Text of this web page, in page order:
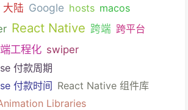
大陆 Google hosts macos
React Native 跨端 跨平台
工程化 swiper
付款周期
付款时间 React Native 组件库
Libraries